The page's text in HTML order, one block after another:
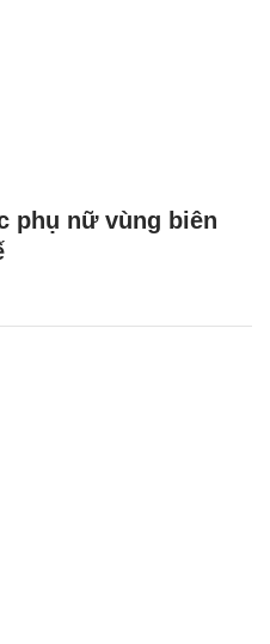
phụ nữ vùng biên